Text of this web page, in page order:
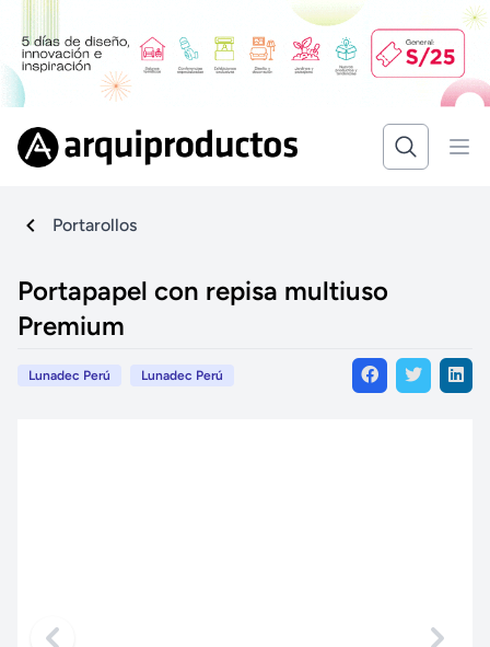
Portarollos
Portapapel con repisa multiuso
Premium
Lunadec Perú Lunadec Perú